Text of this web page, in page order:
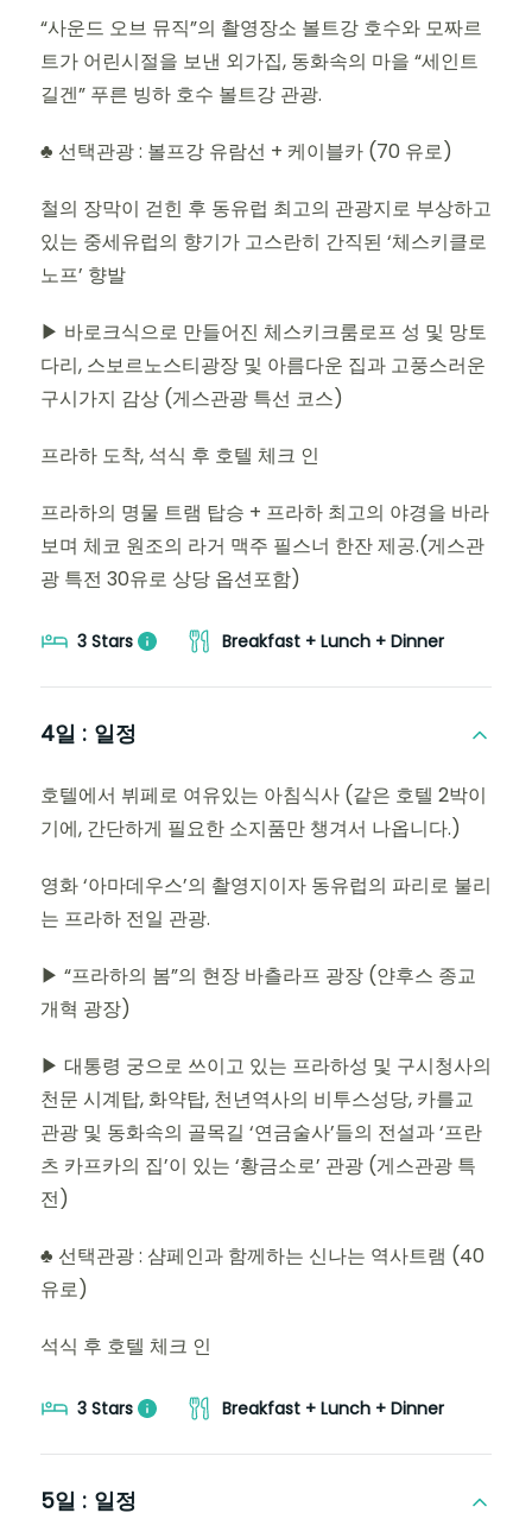
“사운드 오브 뮤직”의 촬영장소 볼트강 호수와 모짜르
트가 어린시절을 보낸 외가집, 동화속의 마을 “세인트
길겐” 푸른 빙하 호수 볼트강 관광.
♣ 선택관광 : 볼프강 유람선 + 케이블카 (70 유로)
철의 장막이 걷힌 후 동유럽 최고의 관광지로 부상하고
있는 중세유럽의 향기가 고스란히 간직된 ‘체스키클로
노프’ 향발
▶ 바로크식으로 만들어진 체스키크룸로프 성 및 망토
다리, 스보르노스티광장 및 아름다운 집과 고풍스러운
구시가지 감상 (게스관광 특선 코스)
프라하 도착, 석식 후 호텔 체크 인
프라하의 명물 트램 탑승 + 프라하 최고의 야경을 바라
보며 체코 원조의 라거 맥주 필스너 한잔 제공.(게스관
광 특전 30유로 상당 옵션포함)
3 Stars Breakfast + Lunch + Dinner
4일 : 일정
호텔에서 뷔페로 여유있는 아침식사 (같은 호텔 2박이
기에, 간단하게 필요한 소지품만 챙겨서 나옵니다.)
영화 ‘아마데우스’의 촬영지이자 동유럽의 파리로 불리
는 프라하 전일 관광.
▶ “프라하의 봄”의 현장 바츨라프 광장 (얀후스 종교
개혁 광장)
▶ 대통령 궁으로 쓰이고 있는 프라하성 및 구시청사의
천문 시계탑, 화약탑, 천년역사의 비투스성당, 카를교
관광 및 동화속의 골목길 ‘연금술사’들의 전설과 ‘프란
츠 카프카의 집’이 있는 ‘황금소로’ 관광 (게스관광 특
전)
♣ 선택관광 : 샴페인과 함께하는 신나는 역사트램 (40
유로)
석식 후 호텔 체크 인
3 Stars Breakfast + Lunch + Dinner
5일 : 일정